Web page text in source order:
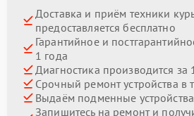
Доставка и приём техники
предоставляется бесплатно
Гарантийное и
1 года
Диагностика производится за
Срочный ремонт устройства в
Выдаём подменные
Запишитесь на ремонт и